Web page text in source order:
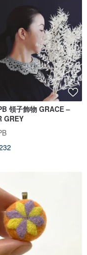
領子飾物 GRACE –
GREY